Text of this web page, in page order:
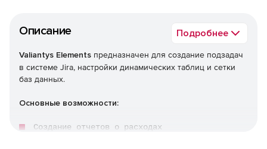
Описание Подробнее
Valiantys Elements предназначен для создание подзадач
в системе Jira, настройки динамических таблиц и сетки
баз данных.
Основные возможности:
Создание отчетов о расходах